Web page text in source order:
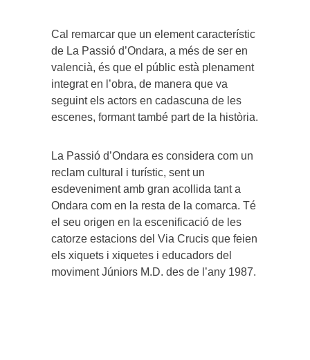
Cal remarcar que un element característic
de La Passió d’Ondara, a més de ser en
valencià, és que el públic està plenament
integrat en l’obra, de manera que va
seguint els actors en cadascuna de les
escenes, formant també part de la història.
La Passió d’Ondara es considera com un
reclam cultural i turístic, sent un
esdeveniment amb gran acollida tant a
Ondara com en la resta de la comarca. Té
el seu origen en la escenificació de les
catorze estacions del Via Crucis que feien
els xiquets i xiquetes i educadors del
moviment Júniors M.D. des de l’any 1987.